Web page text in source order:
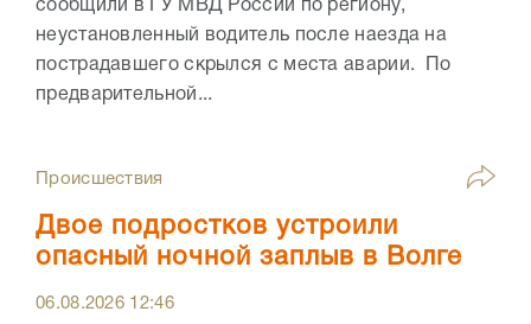
сообщили в ГУ МВД России по региону,
неустановленный водитель после наезда на
пострадавшего скрылся с места аварии. По
предварительной...
Происшествия
Двое подростков устроили
опасный ночной заплыв в Волге
06.08.2026 12:46